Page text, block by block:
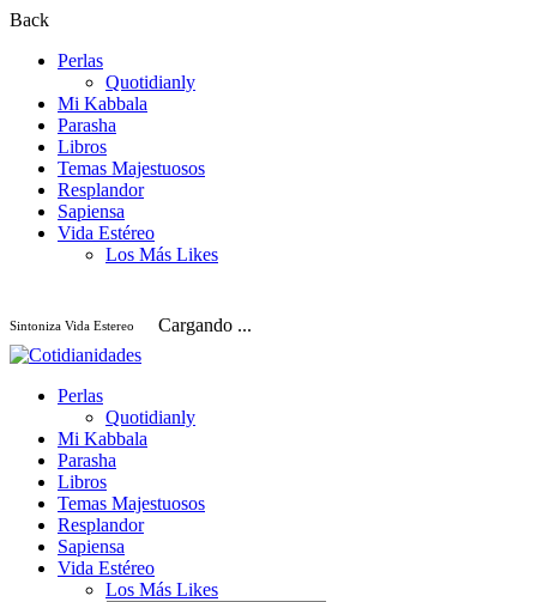
Back
Perlas
Quotidianly
Mi Kabbala
Parasha
Libros
Temas Majestuosos
Resplandor
Sapiensa
Vida Estéreo
Los Más Likes
Sintoniza Vida Estereo Cargando ...
Perlas
Quotidianly
Mi Kabbala
Parasha
Libros
Temas Majestuosos
Resplandor
Sapiensa
Vida Estéreo
Los Más Likes